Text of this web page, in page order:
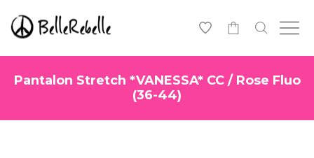
Pantalon Stretch *VANESSA* CC / Rose Fluo
(36-44)